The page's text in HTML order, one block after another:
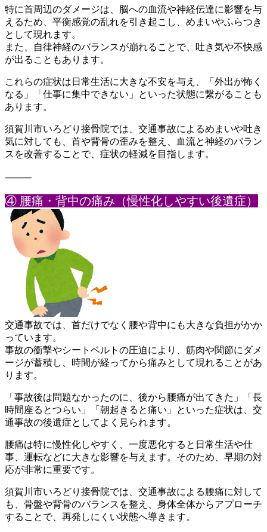
特に首周辺のダメージは、脳への血流や神経伝達に影響を与
えるため、平衡感覚の乱れを引き起こし、 めまいやふらつき
として現れます。
また、自律神経のバランスが崩れることで、吐き気や不快感
が出る こともあります。
これらの症状は日常生活に大きな不安を与え、「外出が怖く
なる」
「仕事に集中できない」といった状態に繋がることも
あります。
須賀川市いろどり接骨院では、交通事故によるめまいや吐き
気に対しても、首や背骨の歪みを整え、
血流と神経のバラン
スを改善することで、症状の軽減を目指します。
⸻
④ 腰痛・背中の痛み（慢性化しやすい後遺症）
交通事故では、首だけでなく腰や背中にも大きな負担がかか
ってい ます。
事故の衝撃やシートベルトの圧迫により、筋肉や関節にダメ
ージが蓄積し、時間が経ってから痛みとして現れることがあ
ります。
「事故後は問題なかったのに、後から腰痛が出てきた」「長
時間座るとつらい」「朝起きると痛い」といった症状は、交
通事故の後遺症としてよく見られます。
腰痛は特に慢性化しやすく、一度悪化すると日常生活や仕
事、運転などに大きな影響を与えます。そのため、早期の対
応が非常に重要です。
須賀川市いろどり接骨院では、交通事故による腰痛に対して
も、骨盤や背骨のバランスを整え、身体全体からアプローチ
することで、 再発しにくい状態へ導きます。